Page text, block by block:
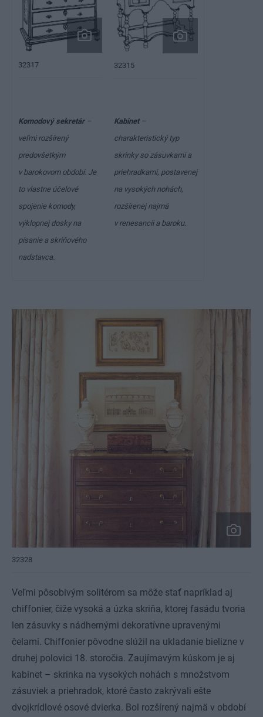
32317 32315
Komodový sekretár–
veľmi rozšírený
predovšetkým
v barokovom období. Je
to vlastne účelové
spojenie komody,
výklopnej dosky na
písanie a skriňového
nadstavca.
Kabinet –
charakteristický typ
skrinky so zásuvkami a
priehradkami, postavenej
na vysokých nohách,
rozšírenej najmä
v renesancii a baroku.
32328
Veľmi pôsobivým solitérom sa môže stať napríklad aj
chiffonier, čiže vysoká a úzka skriňa, ktorej fasádu tvoria
len zásuvky s nádhernými dekoratívne upravenými
čelami. Chiffonier pôvodne slúžil na ukladanie bielizne v
druhej polovici 18. storočia. Zaujímavým kúskom je aj
kabinet – skrinka na vysokých nohách s množstvom
zásuviek a priehradok, ktoré často zakrývali ešte
dvojkrídlové osové dvierka. Bol rozšírený najmä v období